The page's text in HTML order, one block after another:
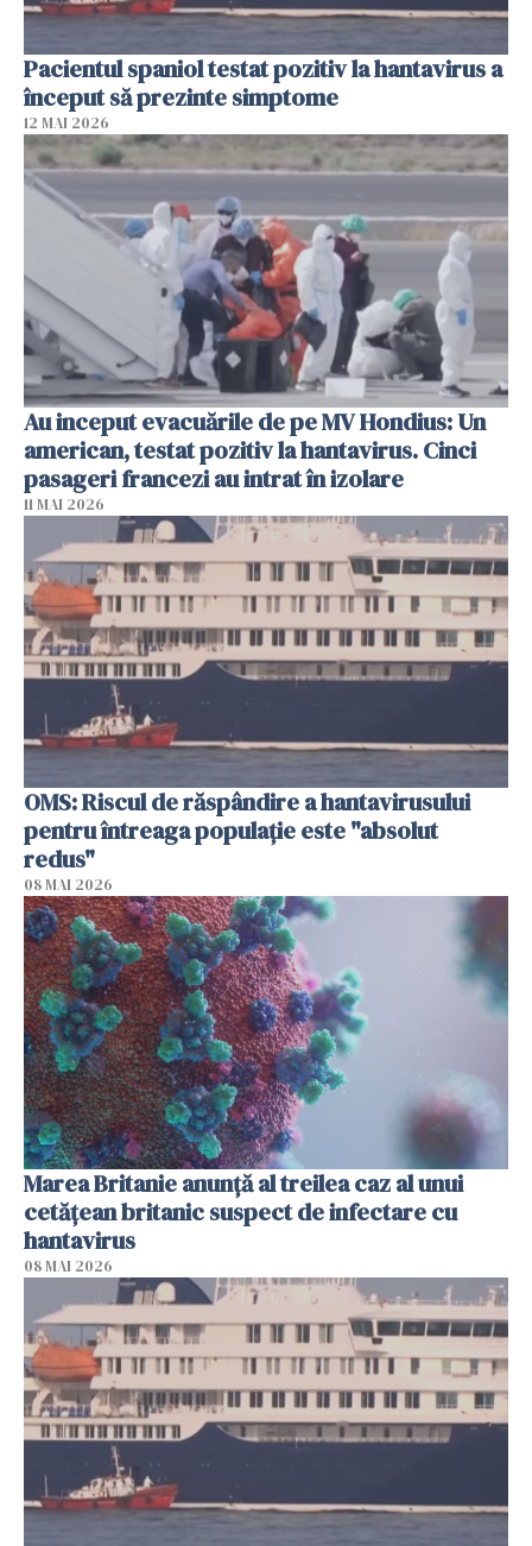
Pacientul spaniol testat pozitiv la hantavirus a
început să prezinte simptome
12 MAI 2026
Au inceput evacuările de pe MV Hondius: Un
american, testat pozitiv la hantavirus. Cinci
pasageri francezi au intrat în izolare
11 MAI 2026
OMS: Riscul de răspândire a hantavirusului
pentru întreaga populaţie este "absolut
redus"
08 MAI 2026
Marea Britanie anunţă al treilea caz al unui
cetăţean britanic suspect de infectare cu
hantavirus
08 MAI 2026